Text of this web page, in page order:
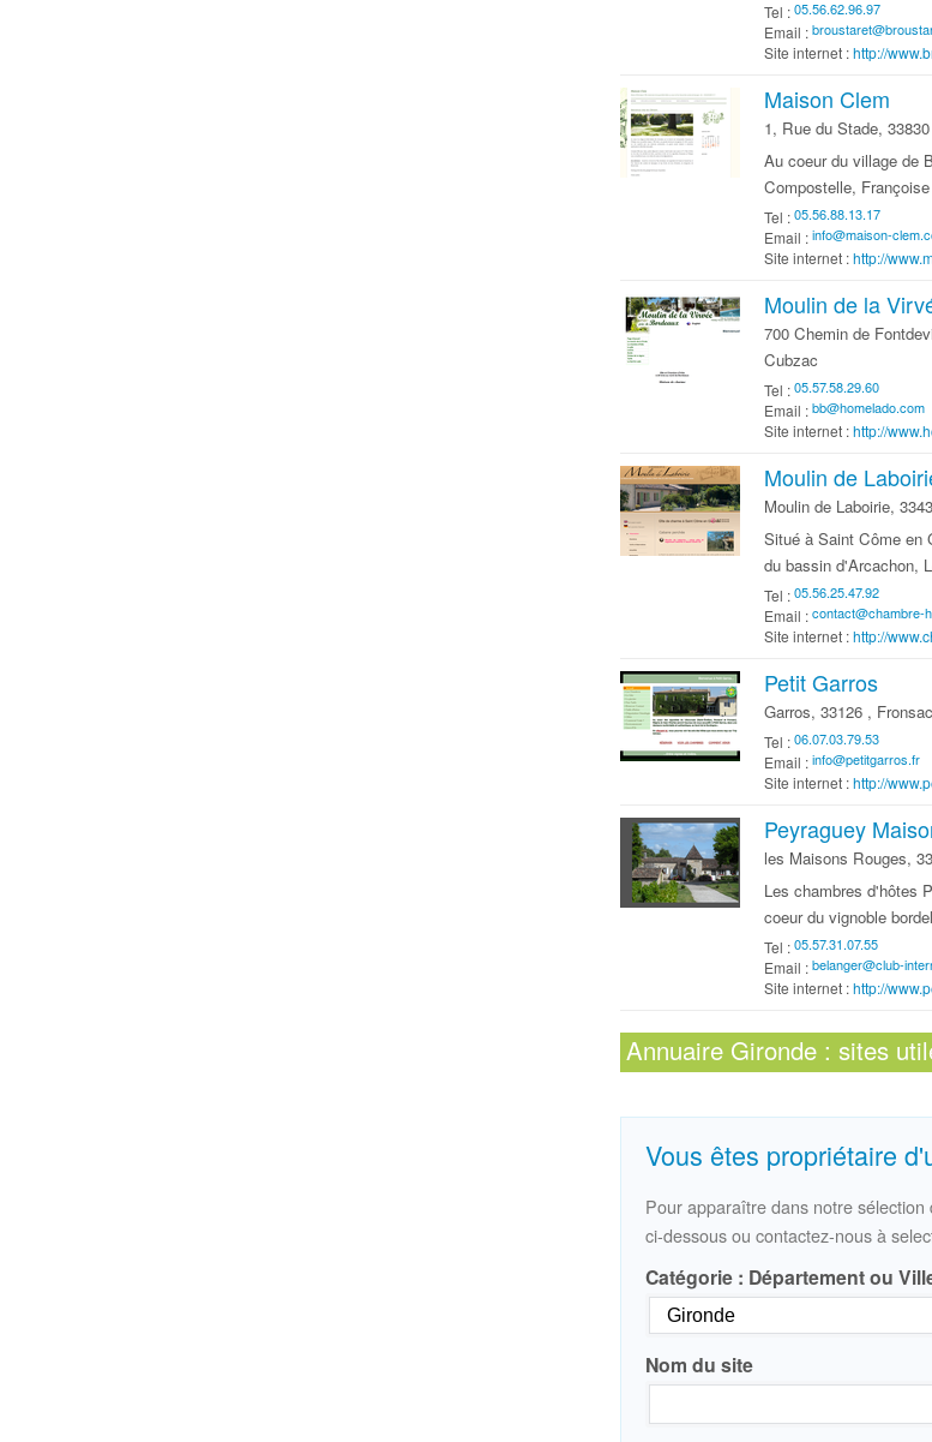
Tel :
Email :
Site internet :http://
Maison Clem
1, Rue du Stade,
Au coeur du village de
Compostelle,
Tel :
Email :
Site internet :http://
Moulin de la
700 Chemin de
Cubzac
Tel :
Email :
Site internet :http://
Moulin de
Moulin de Laboirie,
Situé à Saint Côme en
du bassin d'Arcachon,
Tel :
Email :
Site internet :http://
Petit Garros
Garros, 33126 , Fronsac
Tel :
Email :
Site internet :http://
Peyraguey
les Maisons Rouges,
Les chambres d'hôtes
coeur du vignoble
Tel :
Email :
Site internet :http://
Annuaire Gironde : sites
Vous êtes propriétaire
Pour apparaître dans notre
ci-dessous ou contactez-nous à
Catégorie : Département ou
Nom du site